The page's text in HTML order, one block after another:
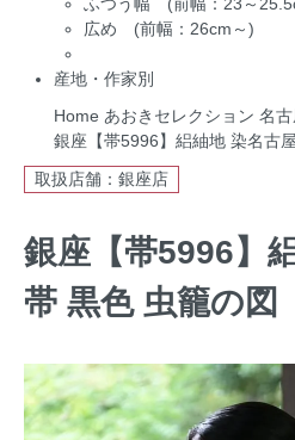
広め (前幅：26cm～)
産地・作家別
Home あおきセレクション 名
銀座【帯5996】絽紬地 染名古
取扱店舗：銀座店
銀座【帯5996】
帯 黒色 虫籠の図